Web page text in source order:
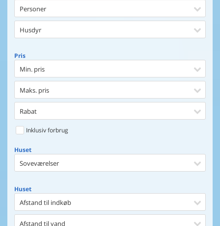
Personer
Husdyr
Pris
Min. pris
Maks. pris
Rabat
Inklusiv forbrug
Huset
Soveværelser
Huset
Afstand til indkøb
Afstand til vand